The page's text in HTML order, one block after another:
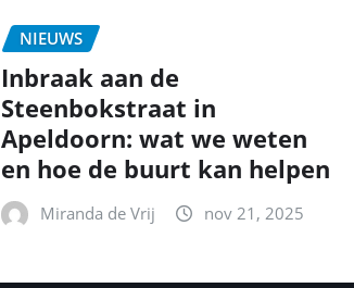
NIEUWS
Inbraak aan de
Steenbokstraat in
Apeldoorn: wat we weten
en hoe de buurt kan helpen
Miranda de Vrij nov 21, 2025